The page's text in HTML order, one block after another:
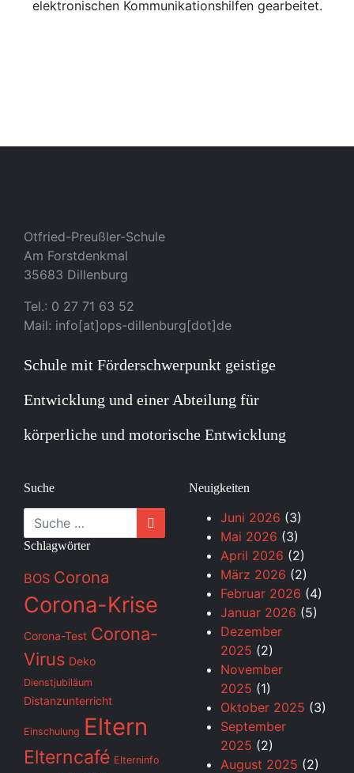
elektronischen Kommunikationshilfen gearbeitet.
Otfried-Preußler-Schule
Am Forstdenkmal
35683 Dillenburg
Tel.: 0 27 71 63 52
Mail: info[at]ops-dillenburg[dot]de
Schule mit Förderschwerpunkt geistige
Entwicklung und einer Abteilung für
körperliche und motorische Entwicklung
Suche
Suche
Schlagwörter
BOS Corona
Corona-Krise
Corona-Test Corona-
Virus Deko
Dienstjubiläum
Distanzunterricht
Einschulung Eltern
Elterncafé Elterninfo
Neuigkeiten
Juni 2026 (3)
Mai 2026 (3)
April 2026 (2)
März 2026 (2)
Februar 2026 (4)
Januar 2026 (5)
Dezember
2025 (2)
November
2025 (1)
Oktober 2025 (3)
September
2025 (2)
August 2025 (2)